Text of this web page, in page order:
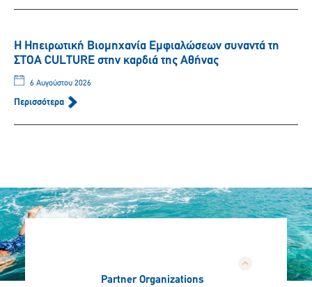
Η Ηπειρωτική Βιομηχανία Εμφιαλώσεων συναντά τη
ΣΤΟΑ CULTURE στην καρδιά της Αθήνας
6 Αυγούστου 2026
Περισσότερα
Partner Organizations